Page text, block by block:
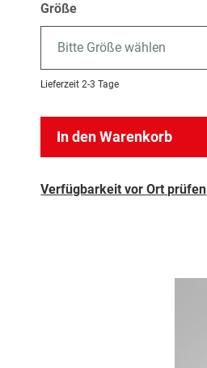
Größe
Bitte Größe wählen
Lieferzeit 2-3 Tage
In den Warenkorb
Verfügbarkeit vor Ort prüfen